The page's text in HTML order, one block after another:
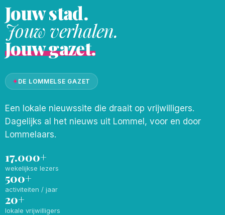
Jouw stad.
Jouw verhalen.
Jouw gazet.
✦DE LOMMELSE GAZET
Een lokale nieuwssite die draait op vrijwilligers.
Dagelijks al het nieuws uit Lommel, voor en door
Lommelaars.
17.000+
wekelijkse lezers
500+
activiteiten / jaar
20+
lokale vrijwilligers